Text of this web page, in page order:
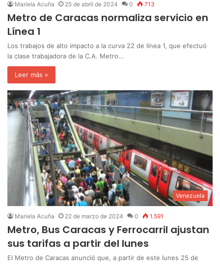
Mariela Acuña 25 de abril de 2024 0 713
Metro de Caracas normaliza servicio en
Línea 1
Los trabajos de alto impacto a la curva 22 de línea 1, que efectuó
la clase trabajadora de la C.A. Metro…
Leer más »
Venezuela
Mariela Acuña 22 de marzo de 2024 0 1.591
Metro, Bus Caracas y Ferrocarril ajustan
sus tarifas a partir del lunes
El Metro de Caracas anunció que, a partir de este lunes 25 de